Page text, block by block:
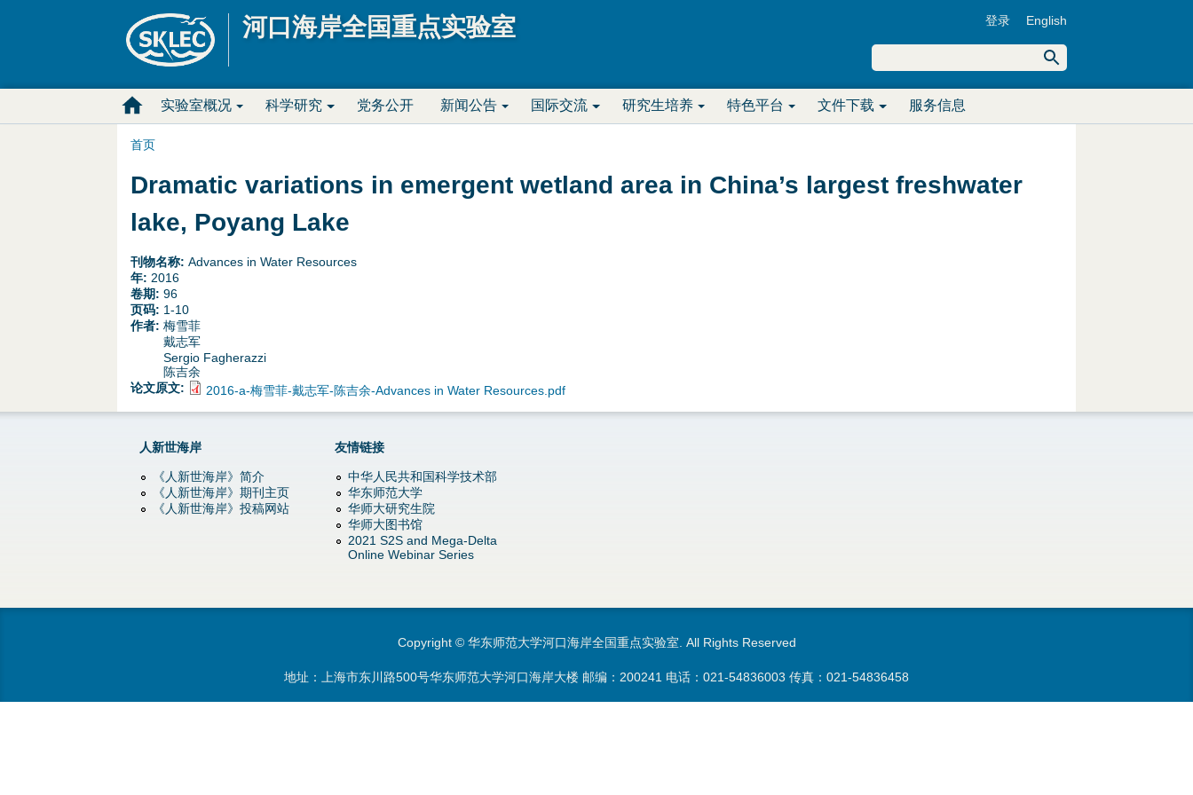
河口海岸全国重点实验室
U
s
e
m
登录 English
索
单
搜
索
实验室概况 科学研究 党务公开 新闻公告 国际交流 研究生培养 特色平台 文件下载 服务信息
你
在
里
首页
Dramatic variations in emergent wetland area in China’s largest freshwater
lake, Poyang Lake
刊物名称: Advances in Water Resources
年: 2016
卷期: 96
页码: 1-10
作者: 梅雪菲
戴志军
Sergio Fagherazzi
陈吉余
论文原文:
2016-a-梅雪菲-戴志军-陈吉余-Advances in Water Resources.pdf
人新世海岸
《人新世海岸》简介
《人新世海岸》期刊主页
《人新世海岸》投稿网站
友情链接
中华人民共和国科学技术部
华东师范大学
华师大研究生院
华师大图书馆
2021 S2S and Mega-Delta
Online Webinar Series
Copyright © 华东师范大学河口海岸全国重点实验室. All Rights Reserved
地址：上海市东川路500号华东师范大学河口海岸大楼 邮编：200241 电话： 021-54836003 传真：021-54836458